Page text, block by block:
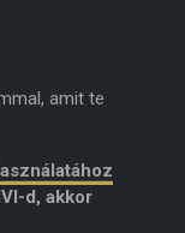
amit te
d, akkor